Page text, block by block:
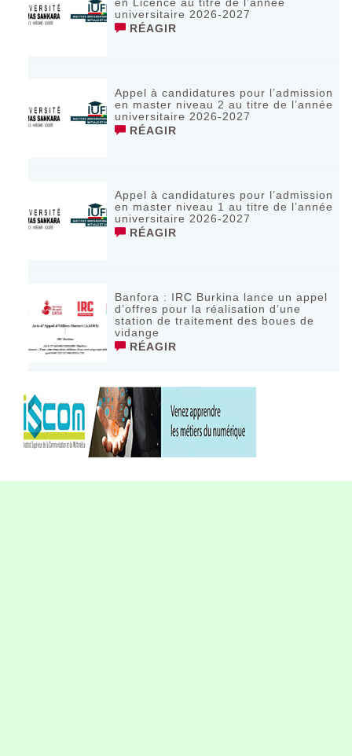
universitaire 2026-2027
RÉAGIR
Appel à candidatures pour l’admission
en master niveau 2 au titre de l’année
universitaire 2026-2027
RÉAGIR
Appel à candidatures pour l’admission
en master niveau 1 au titre de l’année
universitaire 2026-2027
RÉAGIR
Banfora : IRC Burkina lance un appel
d’offres pour la réalisation d’une
station de traitement des boues de
vidange
RÉAGIR